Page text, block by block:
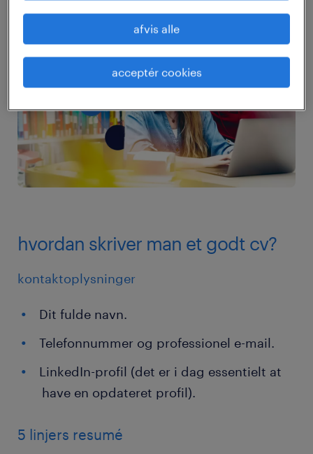
hvordan skriver man et godt cv?
kontaktoplysninger
Dit fulde navn.
Telefonnummer og professionel e-mail.
LinkedIn-profil (det er i dag essentielt at
have en opdateret profil).
5 linjers resumé
afvis alle
acceptér cookies